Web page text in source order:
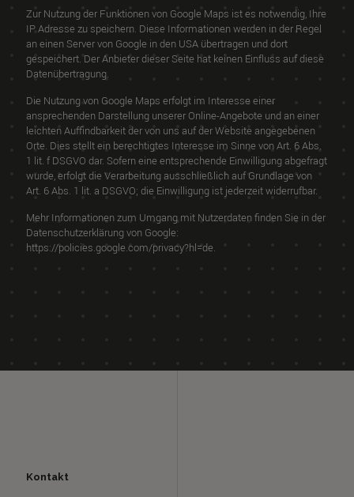
Zur Nutzung der Funktionen von Google Maps ist es notwendig, Ihre
IP Adresse zu speichern. Diese Informationen werden in der Regel
an einen Server von Google in den USA übertragen und dort
gespeichert. Der Anbieter dieser Seite hat keinen Einfluss auf diese
Datenübertragung.
Die Nutzung von Google Maps erfolgt im Interesse einer
ansprechenden Darstellung unserer Online-Angebote und an einer
leichten Auffindbarkeit der von uns auf der Website angegebenen
Orte. Dies stellt ein berechtigtes Interesse im Sinne von Art. 6 Abs.
1 lit. f DSGVO dar. Sofern eine entsprechende Einwilligung abgefragt
wurde, erfolgt die Verarbeitung ausschließlich auf Grundlage von
Art. 6 Abs. 1 lit. a DSGVO; die Einwilligung ist jederzeit widerrufbar.
Mehr Informationen zum Umgang mit Nutzerdaten finden Sie in der
Datenschutzerklärung von Google:
https://policies.google.com/privacy?hl=de.
Kontakt